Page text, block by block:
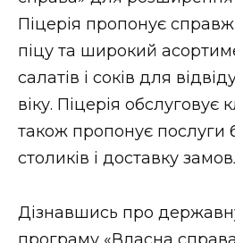
НОВИНИ ЗАХІДНОЇ
ФОТО
Піцерія пропонує
піцу та широкий
салатів і соків для
віку. Піцерія обслуговує
також пропонує послуги
столиків і доставку
Дізнавшись про